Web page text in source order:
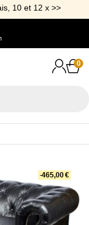
10 et 12 x >>
0
-465,00 €